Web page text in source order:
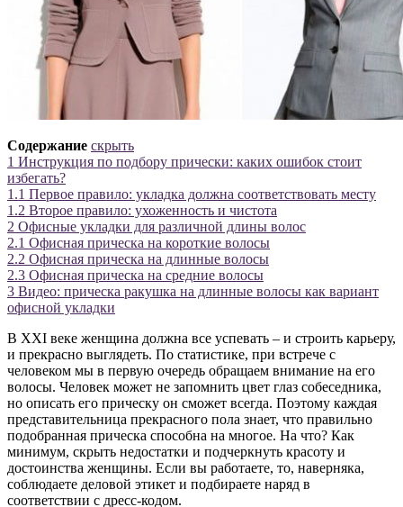
Содержание скрыть
1 Инструкция по подбору прически: каких ошибок стоит
избегать?
1.1 Первое правило: укладка должна соответствовать месту
1.2 Второе правило: ухоженность и чистота
2 Офисные укладки для различной длины волос
2.1 Офисная прическа на короткие волосы
2.2 Офисная прическа на длинные волосы
2.3 Офисная прическа на средние волосы
3 Видео: прическа ракушка на длинные волосы как вариант
офисной укладки
В XXI веке женщина должна все успевать – и строить карьеру,
и прекрасно выглядеть. По статистике, при встрече с
человеком мы в первую очередь обращаем внимание на его
волосы. Человек может не запомнить цвет глаз собеседника,
но описать его прическу он сможет всегда. Поэтому каждая
представительница прекрасного пола знает, что правильно
подобранная прическа способна на многое. На что? Как
минимум, скрыть недостатки и подчеркнуть красоту и
достоинства женщины. Если вы работаете, то, наверняка,
соблюдаете деловой этикет и подбираете наряд в
соответствии с дресс-кодом.